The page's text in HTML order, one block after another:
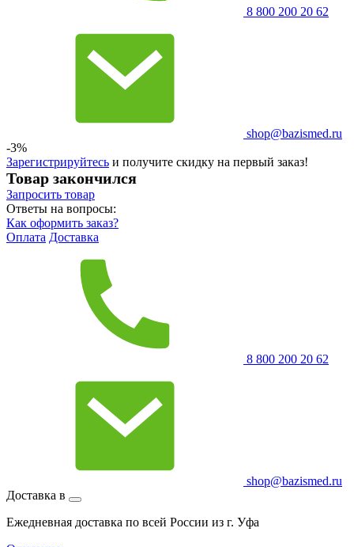
8 800 200 20 62
shop@bazismed.ru
-3%
Зарегистрируйтесь и получите скидку на первый заказ!
Товар закончился
Запросить товар
Ответы на вопросы:
Как оформить заказ?
Оплата Доставка
8 800 200 20 62
shop@bazismed.ru
Доставка в
Ежедневная доставка по всей России из г. Уфа